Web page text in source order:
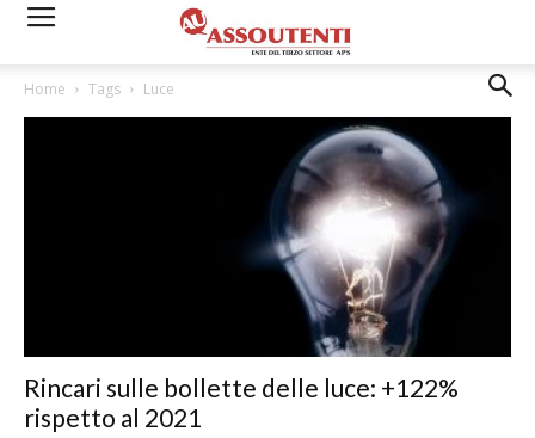
Home Tags Luce
Rincari sulle bollette delle luce: +122%
rispetto al 2021